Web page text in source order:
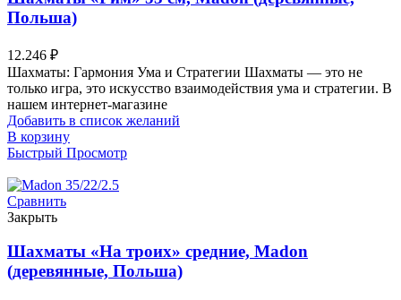
Польша)
12.246 ₽
Шахматы: Гармония Ума и Стратегии Шахматы — это не
только игра, это искусство взаимодействия ума и стратегии. В
нашем интернет-магазине
Добавить в список желаний
В корзину
Быстрый Просмотр
Сравнить
Закрыть
Шахматы «На троих» средние, Madon
(деревянные, Польша)